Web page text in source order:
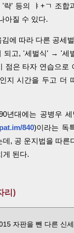
략' 등의 ㅑ+ㄱ 조합
아질 수 있다.
에 따라 다른 공세
되고, '세벌식' → '세
점은 타자 연습으로
지 시간을 두고 더
년대에는 공병우
840)이라는 독
, 공 운지법을 따른
게 된다.
리)
자판을 뺀 다른 신